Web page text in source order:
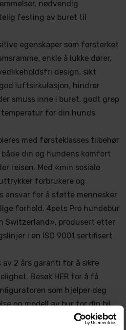
nødvendig
festing av buret til
egenskaper som forsterket
enkle å lukke dører,
design, sikt
luftsirkulasjon, hindrer
smuss inne i buret, godt grep
for din hunds
med førsteklasses tilbehør
din og hundens komfort
reisen. Med «min sosiale
forbrukere og
ansvar for å støtte mennesker
forhold. 4pets Pro hundebur
Switzerland», produsert etter
i en ISO 9001 sertifisert
av 2 års garanti for å sikre
Besøk HER for å få
som hjelper deg
og modell av bur for din bil.